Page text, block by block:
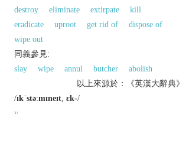
destroy
eliminate extirpate
kill
eradicate
uproot get rid of
dispose of
wipe out
同義參見:
slay
wipe annul butcher
abolish
以上來源於：《英漢大辭典》
/ɪkˈstəːmɪneɪt, ɛk-/
v.